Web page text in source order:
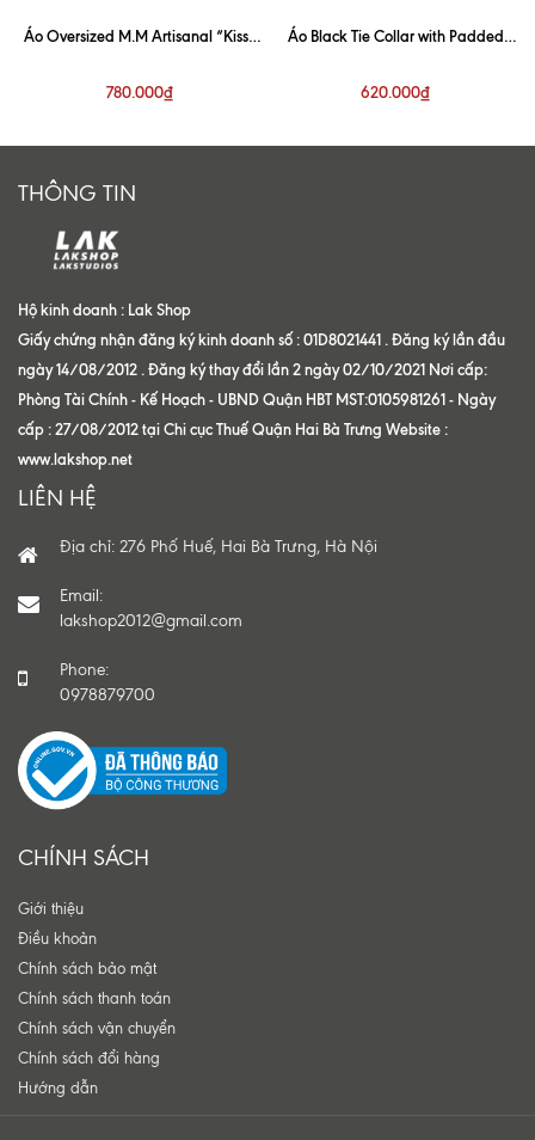
Áo Oversized M.M Artisanal “Kiss”
780.000₫
Áo Black Tie Collar with Padded
620.000₫
THÔNG TIN
Hộ kinh doanh : Lak Shop
Giấy chứng nhận đăng ký kinh doanh số : 01D8021441 . Đăng ký lần đầu
ngày 14/08/2012 . Đăng ký thay đổi lần 2 ngày 02/10/2021 Nơi cấp:
Phòng Tài Chính - Kế Hoạch - UBND Quận HBT MST:0105981261 - Ngày
cấp : 27/08/2012 tại Chi cục Thuế Quận Hai Bà Trưng Website :
www.lakshop.net
LIÊN HỆ
Địa chỉ: 276 Phố Huế, Hai Bà Trưng, Hà Nội
Email:
lakshop2012@gmail.com
Phone:
0978879700
CHÍNH SÁCH
Giới thiệu
Điều khoản
Chính sách bảo mật
Chính sách thanh toán
Chính sách vận chuyển
Chính sách đổi hàng
Hướng dẫn